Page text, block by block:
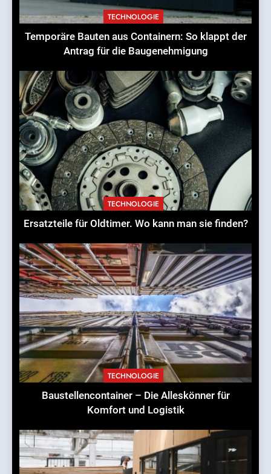
TECHNOLOGIE
Temporäre Bauten aus Containern: So klappt der
Antrag für die Baugenehmigung
TECHNOLOGIE
Ersatzteile für Oldtimer. Wo kann man sie finden?
TECHNOLOGIE
Baustellencontainer – Die Alleskönner für
Komfort und Logistik